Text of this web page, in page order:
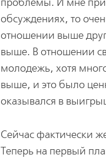
проблемы. И мне
обсуждениях, то
отношении выше
выше. В отношении
молодежь, хотя
выше, и это было
оказывался в
Сейчас фактически
Теперь на первый